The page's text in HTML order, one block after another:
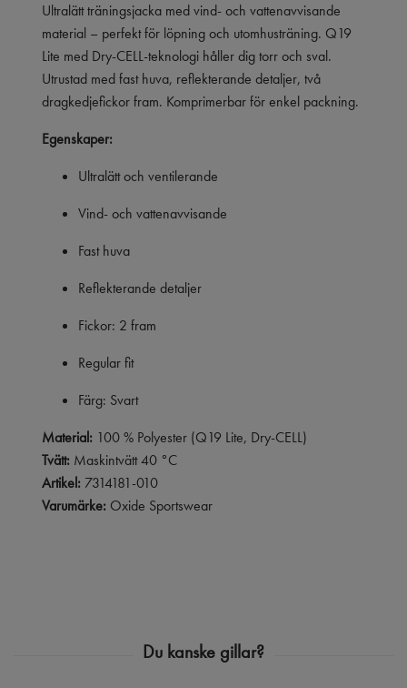
Ultralätt träningsjacka med vind- och vattenavvisande
material – perfekt för löpning och utomhusträning. Q19
Lite med Dry-CELL-teknologi håller dig torr och sval.
Utrustad med fast huva, reflekterande detaljer, två
dragkedjefickor fram. Komprimerbar för enkel packning.
Egenskaper:
Ultralätt och ventilerande
Vind- och vattenavvisande
Fast huva
Reflekterande detaljer
Fickor: 2 fram
Regular fit
Färg: Svart
Material: 100 % Polyester (Q19 Lite, Dry-CELL)
Tvätt: Maskintvätt 40 °C
Artikel: 7314181-010
Varumärke: Oxide Sportswear